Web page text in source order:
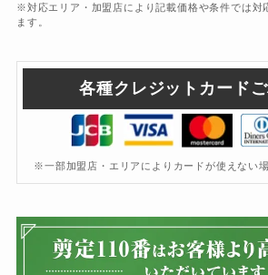
※対応エリア・加盟店により記載価格や条件では対
ます。
各種クレジットカード
※一部加盟店・エリアによりカードが使えない場